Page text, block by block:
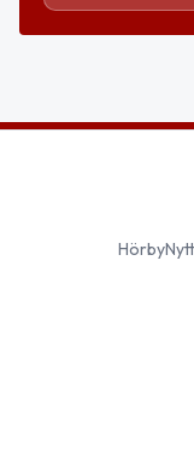
HörbyNytt